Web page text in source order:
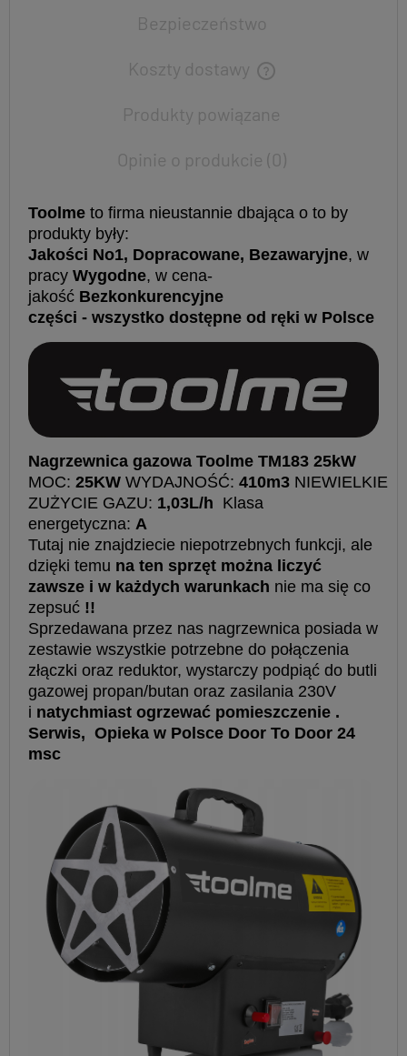
Bezpieczeństwo
Koszty dostawy
Produkty powiązane
Opinie o produkcie (0)
Toolme to firma nieustannie dbająca o to by
produkty były:
Jakości No1, Dopracowane, Bezawaryjne, w
pracy Wygodne, w cena-
jakość Bezkonkurencyjne
części - wszystko dostępne od ręki w Polsce
Nagrzewnica gazowa Toolme TM183 25kW
MOC: 25KW WYDAJNOŚĆ: 410m3 NIEWIELKIE
ZUŻYCIE GAZU: 1,03L/h Klasa
energetyczna: A
Tutaj nie znajdziecie niepotrzebnych funkcji, ale
dzięki temu na ten sprzęt można liczyć
zawsze i w każdych warunkach nie ma się co
zepsuć !!
Sprzedawana przez nas nagrzewnica posiada w
zestawie wszystkie potrzebne do połączenia
złączki oraz reduktor, wystarczy podpiąć do butli
gazowej propan/butan oraz zasilania 230V
i natychmiast ogrzewać pomieszczenie .
Serwis, ️Opieka w Polsce Door To Door 24
msc